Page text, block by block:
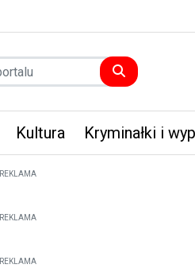
Kultura Kryminałki i
REKLAMA
REKLAMA
REKLAMA